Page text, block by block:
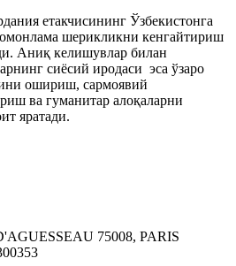
етакчисининг Ўзбекистонга
шерикликни кенгайтириш
Аниқ келишувлар билан
сиёсий иродаси эса ўзаро
ошириш, сармоявий
ва гуманитар алоқаларни
яратади.
75008, PARIS